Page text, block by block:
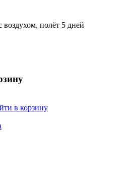
воздухом, полёт 5 дней
в корзину